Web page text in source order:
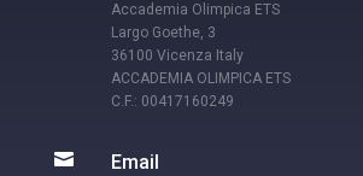
Accademia Olimpica ETS
Largo Goethe, 3
36100 Vicenza Italy
ACCADEMIA OLIMPICA ETS
C.F.: 00417160249
 Email